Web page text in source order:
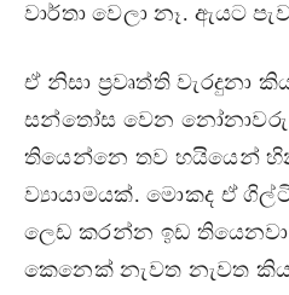
වාර්තා වෙලා නෑ. ඇයට
ඒ නිසා ප‍්‍රවෘත්ති වැරදුනා
සන්තෝස වෙන
තියෙන්නෙ තව හයියෙන්
ව්‍යායාමයක්. මොකද ඒ
ලෙඩ කරන්න ඉඩ
කෙනෙක් නැවත නැවත